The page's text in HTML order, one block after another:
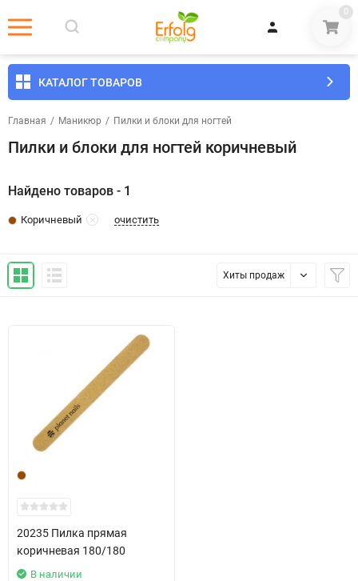
0
КАТАЛОГ ТОВАРОВ
Главная / Маникюр / ​Пилки и блоки для ногтей
Пилки и блоки для ногтей коричневый
Найдено товаров - 1
Коричневый очистить
Хиты продаж
20235 Пилка прямая
коричневая 180/180
В наличии